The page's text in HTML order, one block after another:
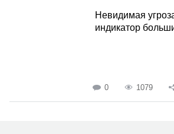
Невидимая
индикатор
0 1079